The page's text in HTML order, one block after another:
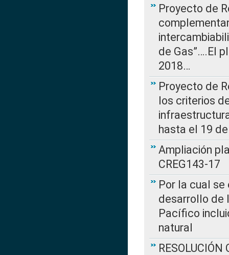
Proyecto de
de Gas”….El
2018…
Proyecto de
los criterios
hasta el 19
Ampliación
CREG143-17
Por la cual
desarrollo de
Pacífico
natural